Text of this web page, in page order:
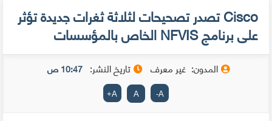
Cisco تصدر تصحيحات لثلاثة ثغرات جديدة تؤثر
على برنامج NFVIS الخاص بالمؤسسات
المدون: غير معرف تاريخ النشر: 10:47 ص
A
-
A
A
+